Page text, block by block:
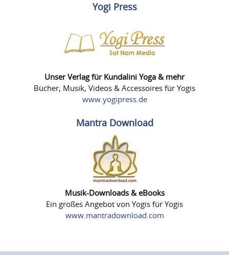
Yogi Press
Unser Verlag für Kundalini Yoga & mehr
Bücher, Musik, Videos & Accessoires für Yogis
www.yogipress.de
Mantra Download
Musik-Downloads & eBooks
Ein großes Angebot von Yogis für Yogis
www.mantradownload.com